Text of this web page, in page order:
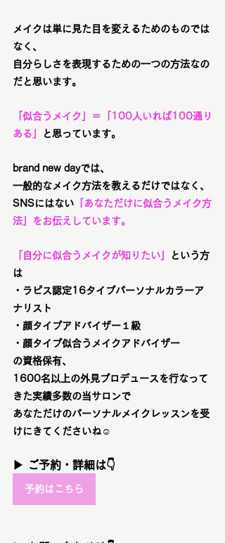
メイクは単に見た目を変えるためのものでは
なく、
自分らしさを表現するための一つの方法なの
だと思います。
「似合うメイク」＝「100人いれば100通り
ある」
と思っています。
brand new dayでは、
一般的なメイク方法を教えるだけではなく、
SNSにはない 「あなただけに似合うメイク方
法」をお伝えしています。
「自分に似合うメイクが知りたい」
という方
は
・ラピス認定16タイプパーソナルカラーア
ナリスト
・顔タイプアドバイザー１級
・顔タイプ似合うメイクアドバイザー
の資格保有、
1600名以上の外見プロデュースを行なって
きた実績多数の当サロンで
あなただけのパーソナルメイクレッスンを受
けにきてくださいね☺️
▶ ご予約・詳細は👇
予約はこちら